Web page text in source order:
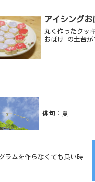
アイシングお
丸く作ったクッ
おばけ の土台が
俳句：夏
ラムを作らなくても良い時